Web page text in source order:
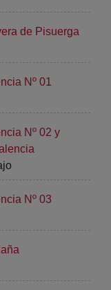
de Pisuerga
Nº 01
Nº 02 y
Nº 03